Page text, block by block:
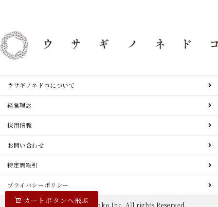
カートボタンへ飛ぶ
ウサギノネドコについて
経営理念
採用情報
お問い合わせ
特定商取引
プライバシーポリシー
© 2022 Usagi no Nedoko Inc. All rights Reserved.